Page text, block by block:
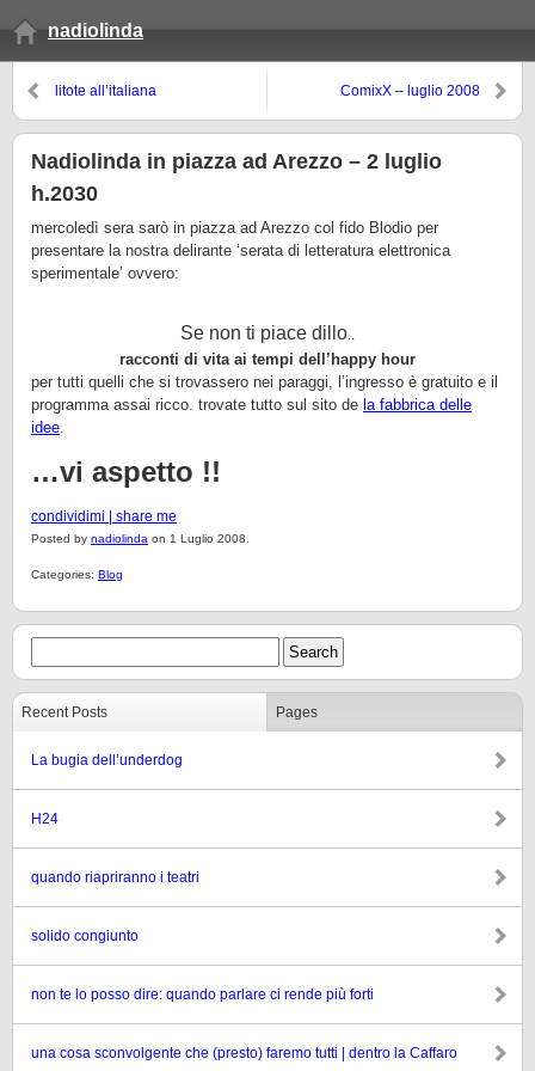
nadiolinda
litote all’italiana ComixX – luglio 2008
Nadiolinda in piazza ad Arezzo – 2 luglio
h.2030
mercoledì sera sarò in piazza ad Arezzo col fido Blodio per
presentare la nostra delirante ‘serata di letteratura elettronica
sperimentale’ ovvero:
Se non ti piace dillo..
racconti di vita ai tempi dell’happy hour
per tutti quelli che si trovassero nei paraggi, l’ingresso è gratuito e il
programma assai ricco. trovate tutto sul sito de la fabbrica delle
idee.
…vi aspetto !!
condividimi | share me
Posted by nadiolinda on 1 Luglio 2008.
Categories: Blog
Recent Posts Pages
La bugia dell’underdog
H24
quando riapriranno i teatri
solido congiunto
non te lo posso dire: quando parlare ci rende più forti
una cosa sconvolgente che (presto) faremo tutti | dentro la Caffaro